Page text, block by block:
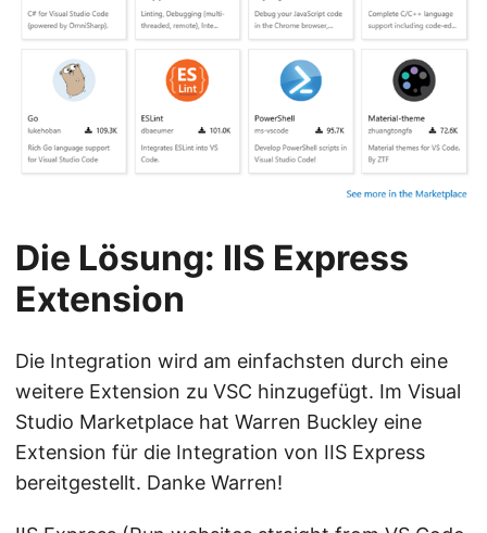
Die Lösung: IIS Express
Extension
Die Integration wird am einfachsten durch eine
weitere Extension zu VSC hinzugefügt. Im Visual
Studio Marketplace hat Warren Buckley eine
Extension für die Integration von IIS Express
bereitgestellt. Danke Warren!